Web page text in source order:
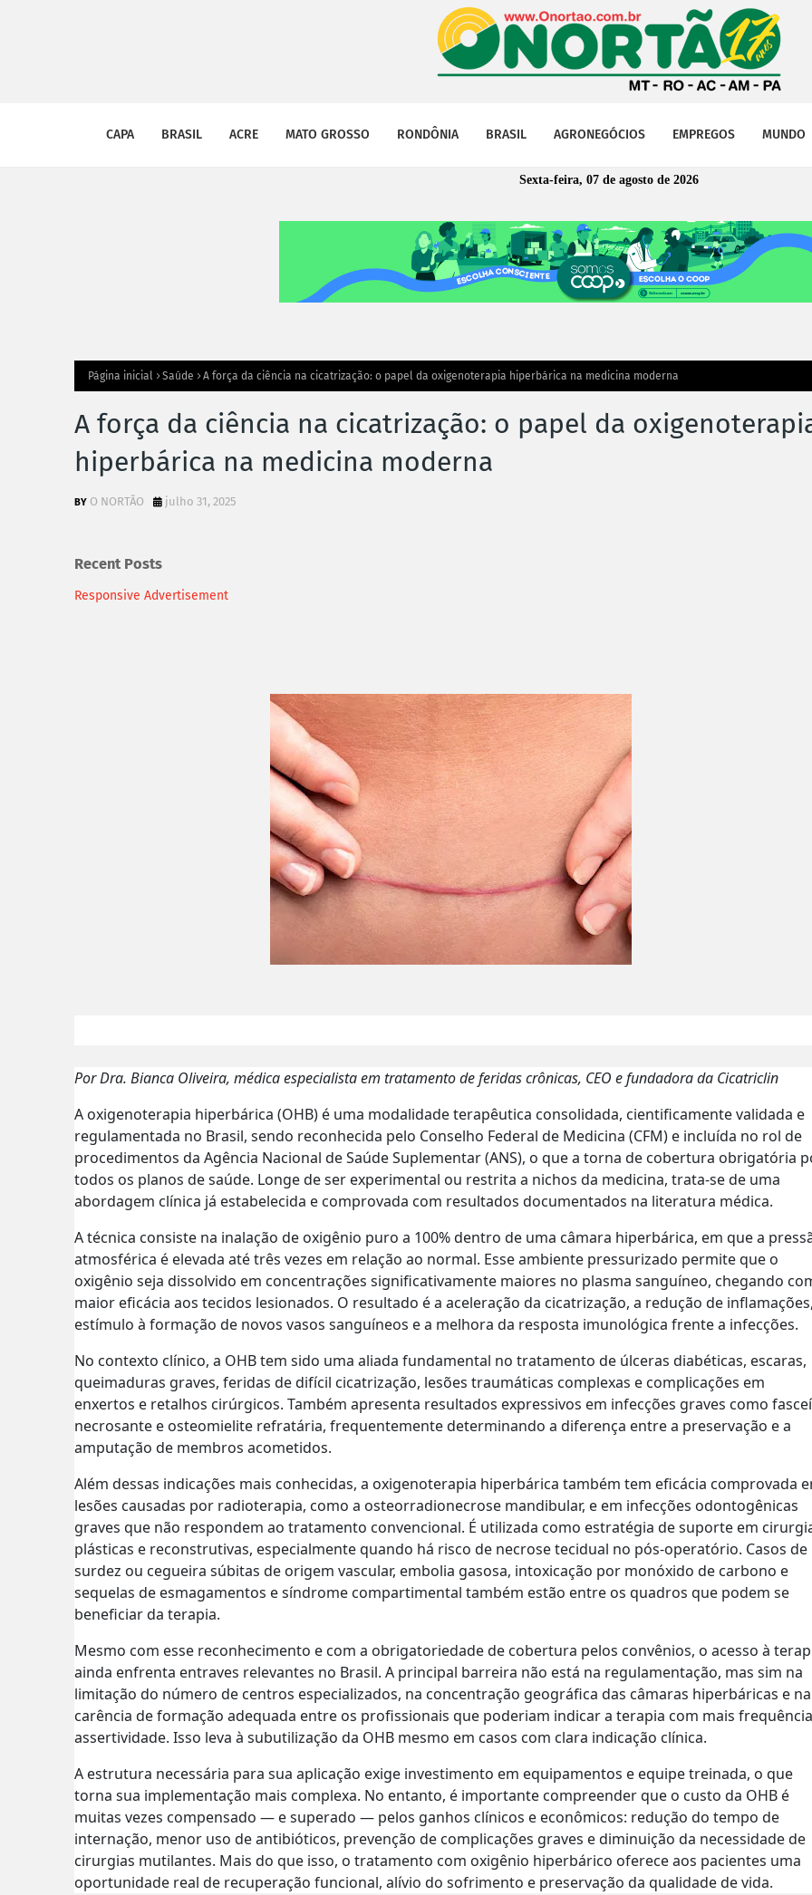
CAPA BRASIL ACRE MATO GROSSO RONDÔNIA BRASIL AGRONEGÓCIOS EMPREGOS MUNDO
Sexta-feira, 07 de agosto de 2026
Página inicial Saúde A força da ciência na cicatrização: o papel da oxigenoterapia hiperbárica na medicina moderna
A força da ciência na cicatrização: o papel da
hiperbárica na medicina moderna
O NORTÃO julho 31, 2025
Recent Posts
Responsive Advertisement
Por Dra. Bianca Oliveira, médica especialista em tratamento de feridas crônicas, CEO e fundadora da Cicatriclin
A oxigenoterapia hiperbárica (OHB) é uma modalidade terapêutica consolidada, cientificamente validada e
regulamentada no Brasil, sendo reconhecida pelo Conselho Federal de Medicina (CFM) e incluída no rol de
procedimentos da Agência Nacional de Saúde Suplementar (ANS), o que a torna de cobertura obrigatória
todos os planos de saúde. Longe de ser experimental ou restrita a nichos da medicina, trata-se de uma
abordagem clínica já estabelecida e comprovada com resultados documentados na literatura médica.
A técnica consiste na inalação de oxigênio puro a 100% dentro de uma câmara hiperbárica, em que a
atmosférica é elevada até três vezes em relação ao normal. Esse ambiente pressurizado permite que o
oxigênio seja dissolvido em concentrações significativamente maiores no plasma sanguíneo, chegando
maior eficácia aos tecidos lesionados. O resultado é a aceleração da cicatrização, a redução de
estímulo à formação de novos vasos sanguíneos e a melhora da resposta imunológica frente a infecções.
No contexto clínico, a OHB tem sido uma aliada fundamental no tratamento de úlceras diabéticas, escaras,
queimaduras graves, feridas de difícil cicatrização, lesões traumáticas complexas e complicações em
enxertos e retalhos cirúrgicos. Também apresenta resultados expressivos em infecções graves como
necrosante e osteomielite refratária, frequentemente determinando a diferença entre a preservação e a
amputação de membros acometidos.
Além dessas indicações mais conhecidas, a oxigenoterapia hiperbárica também tem eficácia comprovada
lesões causadas por radioterapia, como a osteorradionecrose mandibular, e em infecções odontogênicas
graves que não respondem ao tratamento convencional. É utilizada como estratégia de suporte em
plásticas e reconstrutivas, especialmente quando há risco de necrose tecidual no pós-operatório. Casos de
surdez ou cegueira súbitas de origem vascular, embolia gasosa, intoxicação por monóxido de carbono e
sequelas de esmagamentos e síndrome compartimental também estão entre os quadros que podem se
beneficiar da terapia.
Mesmo com esse reconhecimento e com a obrigatoriedade de cobertura pelos convênios, o acesso à
ainda enfrenta entraves relevantes no Brasil. A principal barreira não está na regulamentação, mas sim na
limitação do número de centros especializados, na concentração geográfica das câmaras hiperbáricas e na
carência de formação adequada entre os profissionais que poderiam indicar a terapia com mais
assertividade. Isso leva à subutilização da OHB mesmo em casos com clara indicação clínica.
A estrutura necessária para sua aplicação exige investimento em equipamentos e equipe treinada, o que
torna sua implementação mais complexa. No entanto, é importante compreender que o custo da OHB é
muitas vezes compensado — e superado — pelos ganhos clínicos e econômicos: redução do tempo de
internação, menor uso de antibióticos, prevenção de complicações graves e diminuição da necessidade de
cirurgias mutilantes. Mais do que isso, o tratamento com oxigênio hiperbárico oferece aos pacientes uma
oportunidade real de recuperação funcional, alívio do sofrimento e preservação da qualidade de vida.